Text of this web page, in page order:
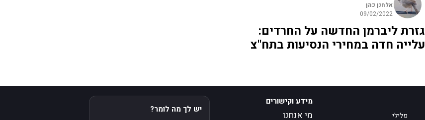
אלחנן כהן
09/02/2022
גזרת ליברמן החדשה על החרדים:
עלייה חדה במחירי הנסיעות בתח"צ
פלילי
מידע וקישורים
מי אנחנו יש לך מה לומר?